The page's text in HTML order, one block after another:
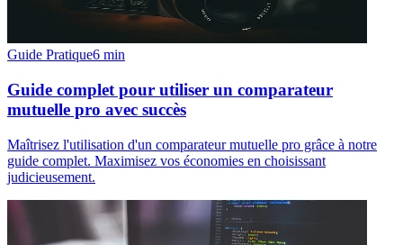
Guide Pratique6 min
Guide complet pour utiliser un comparateur
mutuelle pro avec succès
Maîtrisez l'utilisation d'un comparateur mutuelle pro grâce à notre
guide complet. Maximisez vos économies en choisissant
judicieusement.